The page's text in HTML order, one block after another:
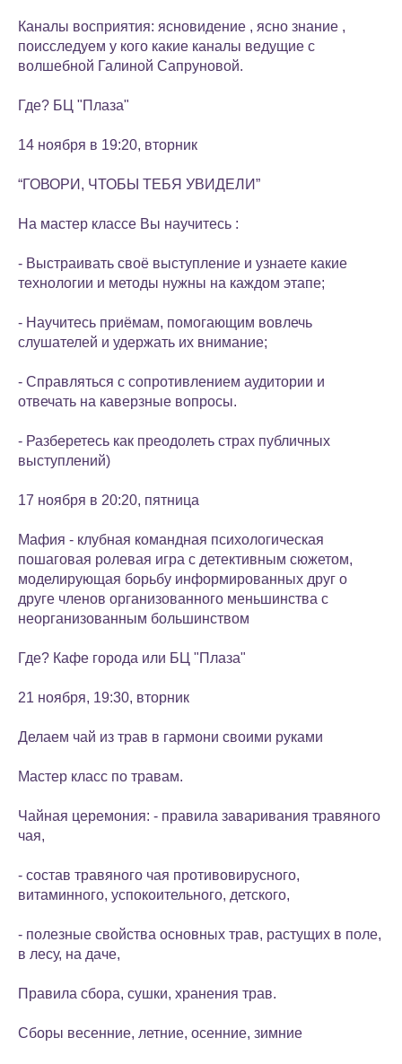
Каналы восприятия: ясновидение , ясно знание ,
поисследуем у кого какие каналы ведущие с
волшебной Галиной Сапруновой.
Где? БЦ "Плаза"
14 ноября в 19:20, вторник
“ГОВОРИ, ЧТОБЫ ТЕБЯ УВИДЕЛИ”
На мастер классе Вы научитесь :
- Выстраивать своё выступление и узнаете какие
технологии и методы нужны на каждом этапе;
- Научитесь приёмам, помогающим вовлечь
слушателей и удержать их внимание;
- Справляться с сопротивлением аудитории и
отвечать на каверзные вопросы.
- Разберетесь как преодолеть страх публичных
выступлений)
17 ноября в 20:20, пятница
Мафия - клубная командная психологическая
пошаговая ролевая игра с детективным сюжетом,
моделирующая борьбу информированных друг о
друге членов организованного меньшинства с
неорганизованным большинством
Где? Кафе города или БЦ "Плаза"
21 ноября, 19:30, вторник
Делаем чай из трав в гармони своими руками
Мастер класс по травам.
Чайная церемония: - правила заваривания травяного
чая,
- состав травяного чая противовирусного,
витаминного, успокоительного, детского,
- полезные свойства основных трав, растущих в поле,
в лесу, на даче,
Правила сбора, сушки, хранения трав.
Сборы весенние, летние, осенние, зимние